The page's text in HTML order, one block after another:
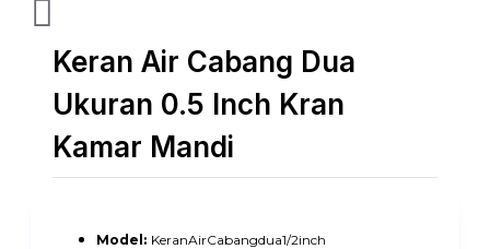
Keran Air Cabang Dua
Ukuran 0.5 Inch Kran
Kamar Mandi
Model: KeranAirCabangdua1/2inch